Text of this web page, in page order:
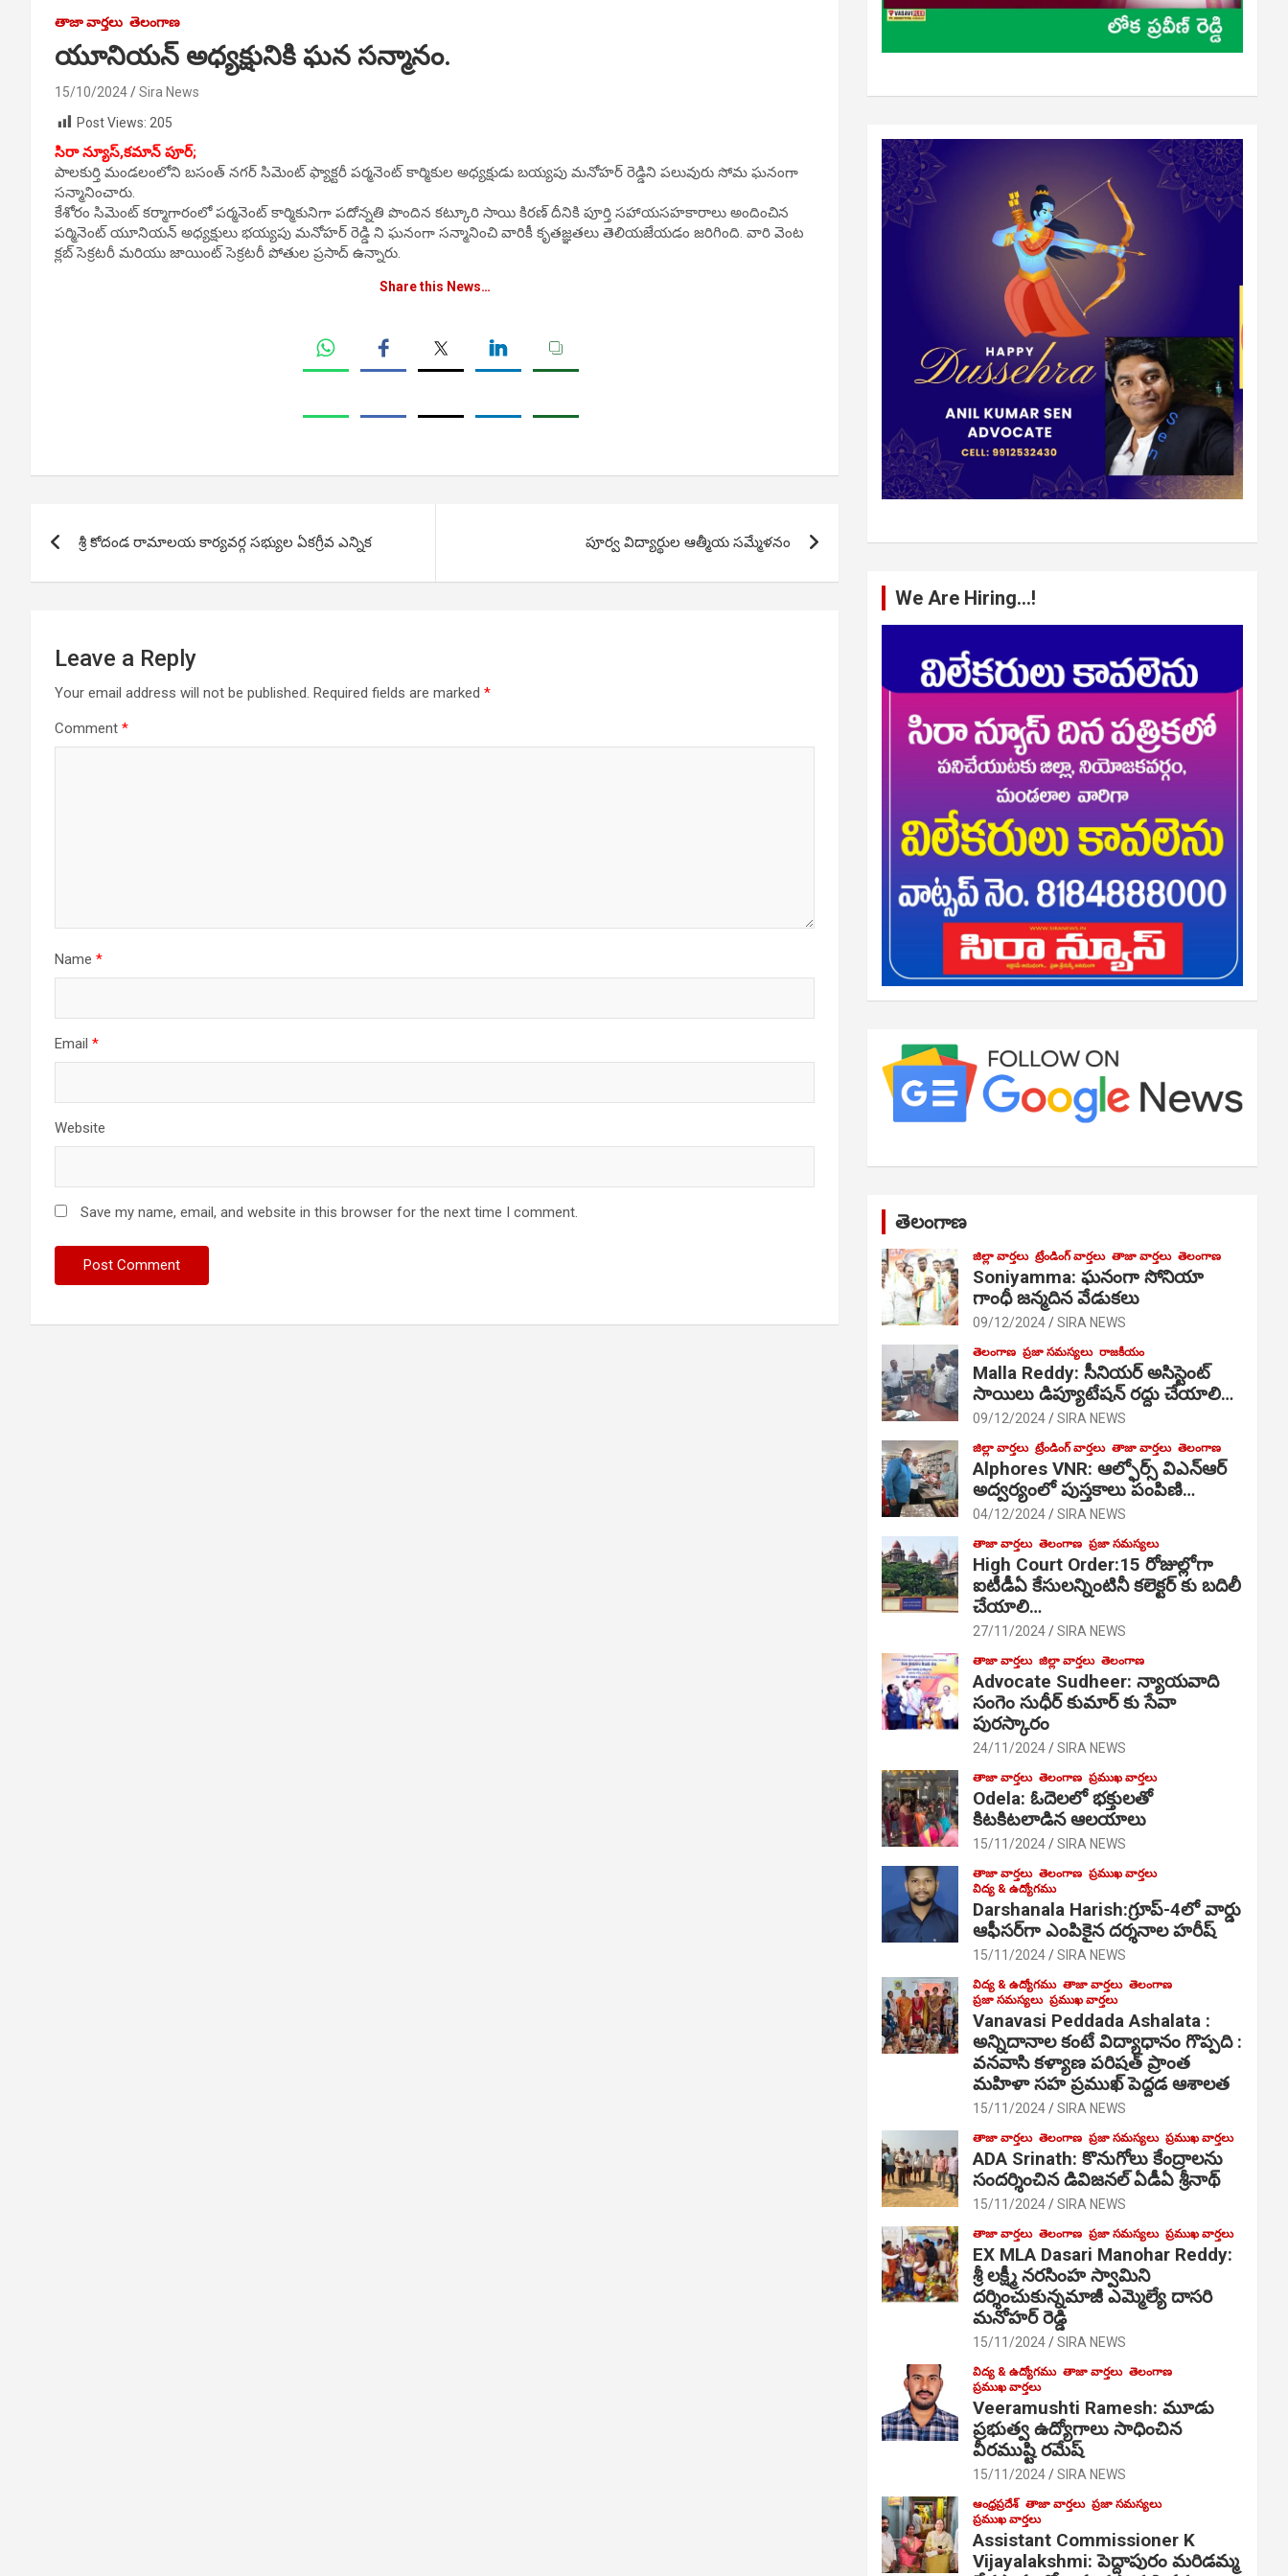
తాజా వార్తలు తెలంగాణ
యూనియన్ అధ్యక్షునికి ఘన సన్మానం.
15/10/2024
Sira News
Post Views: 205
సిరా న్యూస్,కమాన్ పూర్;
పాలకుర్తి మండలంలోని బసంత్ నగర్ సిమెంట్ ఫ్యాక్టరీ పర్మనెంట్ కార్మికుల అధ్యక్షుడు బయ్యపు మనోహర్ రెడ్డిని పలువురు సోమ ఘనంగా
సన్మానించారు.
కేశోరం సిమెంట్ కర్మాగారంలో పర్మనెంట్ కార్మికునిగా పదోన్నతి పొందిన కట్కూరి సాయి కిరణ్ దీనికి పూర్తి సహాయసహకారాలు అందించిన
పర్మినెంట్ యూనియన్ అధ్యక్షులు భయ్యపు మనోహర్ రెడ్డి ని ఘనంగా సన్మానించి వారికీ కృతజ్ఞతలు తెలియజేయడం జరిగింది. వారి వెంట
క్లబ్ సెక్రటరీ మరియు జాయింట్ సెక్రటరీ పోతుల ప్రసాద్ ఉన్నారు.
Share this News…
navigation
శ్రీ కోదండ రామాలయ కార్యవర్గ సభ్యుల ఏకగ్రీవ ఎన్నిక పూర్వ విద్యార్థుల ఆత్మీయ సమ్మేళనం
Leave a Reply
Your email address will not be published. Required fields are marked *
Comment *
Name *
Email *
Website
Save my name, email, and website in this browser for the next time I comment.
We Are Hiring…!
తెలంగాణ
జిల్లా వార్తలు ట్రేండింగ్ వార్తలు తాజా వార్తలు తెలంగాణ
Soniyamma: ఘ‌నంగా సోనియా
గాంధీ జ‌న్మ‌దిన వేడుక‌లు
09/12/2024 SIRA NEWS
తెలంగాణ ప్రజా సమస్యలు రాజకీయం
Malla Reddy: సీనియర్ అసిస్టెంట్
సాయిలు డిప్యూటేషన్ రద్దు చేయాలి…
09/12/2024 SIRA NEWS
జిల్లా వార్తలు ట్రేండింగ్ వార్తలు తాజా వార్తలు తెలంగాణ
Alphores VNR: ఆల్ఫోర్స్ విఎన్ఆర్
అద్వర్యంలో పుస్తకాలు పంపిణి…
04/12/2024 SIRA NEWS
తాజా వార్తలు తెలంగాణ ప్రజా సమస్యలు
High Court Order:15 రోజుల్లోగా
ఐటీడీఏ కేసులన్నింటినీ కలెక్టర్ కు బదిలీ
చేయాలి…
27/11/2024 SIRA NEWS
తాజా వార్తలు జిల్లా వార్తలు తెలంగాణ
Advocate Sudheer: న్యాయవాది
సంగెం సుధీర్ కుమార్ కు సేవా
పురస్కారం
24/11/2024 SIRA NEWS
తాజా వార్తలు తెలంగాణ ప్రముఖ వార్తలు
Odela: ఓదెల‌లో భక్తులతో
కిటకిటలాడిన ఆల‌యాలు
15/11/2024 SIRA NEWS
తాజా వార్తలు తెలంగాణ ప్రముఖ వార్తలు
విద్య & ఉద్యోగము
Darshanala Harish:గ్రూప్-4లో వార్డు
ఆఫీసర్‌గా ఎంపికైన దర్శనాల హరీష్
15/11/2024 SIRA NEWS
విద్య & ఉద్యోగము తాజా వార్తలు తెలంగాణ
ప్రజా సమస్యలు ప్రముఖ వార్తలు
Vanavasi Peddada Ashalata :
అన్నిదానాల కంటే విద్యాధానం గొప్పది :
వనవాసి కళ్యాణ పరిషత్ ప్రాంత
మహిళా సహ ప్రముఖ్ పెద్దడ ఆశాలత
15/11/2024 SIRA NEWS
తాజా వార్తలు తెలంగాణ ప్రజా సమస్యలు ప్రముఖ వార్తలు
ADA Srinath: కొనుగోలు కేంద్రాల‌ను
సంద‌ర్శించిన డివిజనల్ ఏడీఏ శ్రీనాథ్
15/11/2024 SIRA NEWS
తాజా వార్తలు తెలంగాణ ప్రజా సమస్యలు ప్రముఖ వార్తలు
EX MLA Dasari Manohar Reddy:
శ్రీ లక్ష్మీ నరసింహ స్వామిని
దర్శించుకున్నమాజీ ఎమ్మెల్యే దాసరి
మనోహర్ రెడ్డి
15/11/2024 SIRA NEWS
విద్య & ఉద్యోగము తాజా వార్తలు తెలంగాణ
ప్రముఖ వార్తలు
Veeramushti Ramesh: మూడు
ప్రభుత్వ ఉద్యోగాలు సాధించిన
వీరముష్టి రమేష్
15/11/2024 SIRA NEWS
ఆంధ్రప్రదేశ్ తాజా వార్తలు ప్రజా సమస్యలు
ప్రముఖ వార్తలు
Assistant Commissioner K
Vijayalakshmi: పెద్దాపురం మరిడమ్మ